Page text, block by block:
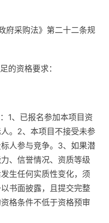
府采购法》第二十二条规
的资格要求：
1、已报名参加本项目资
。2、本项目不接受未参
人参与竞争。3、如果潜
、信誉情况、资质等级
生任何实质性变化，须
书面披露，且提交完整
格条件不低于资格预审